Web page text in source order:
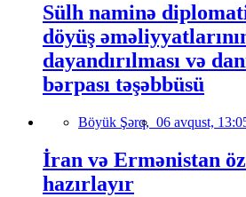
Sülh naminə
döyüş
dayandırılması və
bərpası təşəbbüsü
Böyük Şərq, 06 avqust,
İran və Ermənistan
hazırlayır